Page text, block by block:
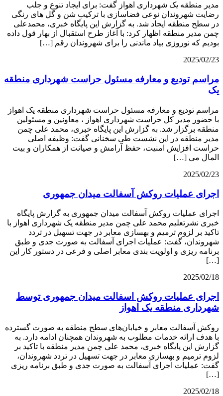
مدیر منطقه یک شهرداری اهواز گفت: برای ایجاد تنوع و جلب
رضایت شهروندان نوعی فضاسازی با ترکیب شن و گل های رنگی
در سطح منطقه ایجاد شد. به گزارش این پایگاه خبری، محمدعلی
چمن مدیر منطقه اظهار کرد: با آغاز طرح استقبال از بهار قول داده
بودیم که نوروزی بیاد ماندنی را برای شهروندان رقم […]
2025/02/23
مراسم تودیع و معارفه مسئول حراست شهرداری منطقه
یک
مراسم تودیع و معارفه مسئول حراست شهرداری منطقه یک اهواز
با حضور مدیر کل حراست شهرداری اهواز ، معاونین و مسئولین
منطقه برگزار شد. به گزارش این پایگاه خبری، محمد علی چمن
مدیر منطقه در این نشست طی سخنانی گفت: وظیفه اصلی
حراست افزایش امنیت، حفظ آرامش و صیانت از همکاران و بیت
المال می […]
2025/02/23
اجرای عملیات روکش آسفالت میدان جمهوری
اجرای عملیات روکش آسفالت میدان جمهوری به گزارش پایگاه
خبری نشرتعلیم محمد علی چمن مدیر منطقه یک شهرداری اهواز با
تاکید بر لزوم ترمیم و بهسازی معابر در جهت تسهیل در تردد
شهروندان، گفت: عملیات اجرای آسفالت به صورت جدی و طبق
برنامه ریزی و اولویت بندی معابر اصلی و فرعی در دستور کار این
[…]
2025/02/18
اجرای عملیات روکش اسفالت میدان جمهوری توسط
شهرداری منطقه یک اهواز
روکش آسفالت معابر و خیابان‌های سطح منطقه به صورت گسترده
با هدف ارائه خدمات مطلوب به شهروندان همچنان ادامه دارد. به
گزارش این پایگاه خبری، محمد علی چمن مدیر منطقه با تاکید بر
لزوم ترمیم و بهسازی معابر در جهت تسهیل در تردد شهروندان،
گفت: عملیات اجرای آسفالت به صورت جدی و طبق برنامه ریزی
[…]
2025/02/18